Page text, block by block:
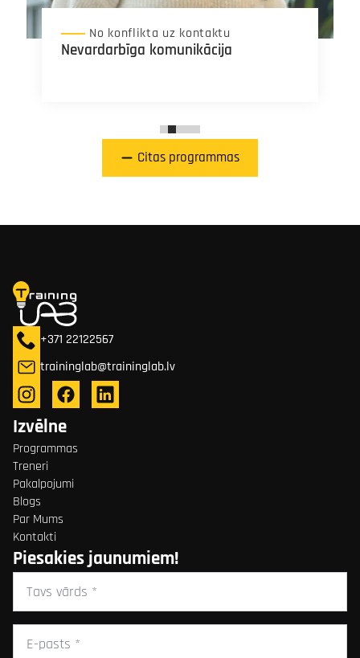
No konflikta uz kontaktu
Nevardarbīga komunikācija
Citas programmas
+371 22122567
traininglab@traininglab.lv
Izvēlne
Programmas
Treneri
Pakalpojumi
Blogs
Par Mums
Kontakti
Piesakies jaunumiem!
Tavs
vārds
*
E-
pasts